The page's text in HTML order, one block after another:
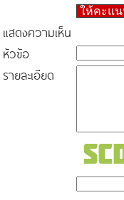
ให้คะแ
แสดงความเห็น
หัวข้อ
รายละเอียด